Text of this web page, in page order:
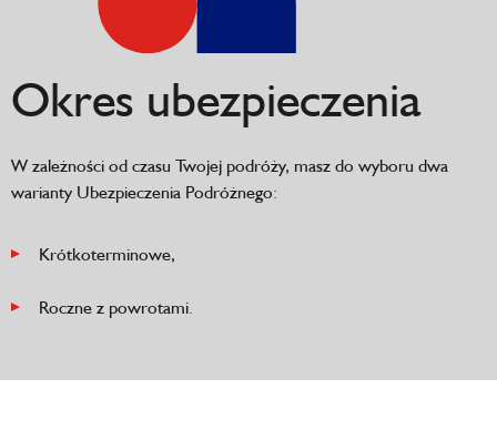
Okres ubezpieczenia
W zależności od czasu Twojej podróży, masz do wyboru dwa
warianty Ubezpieczenia Podróżnego:
Krótkoterminowe,
Roczne z powrotami.